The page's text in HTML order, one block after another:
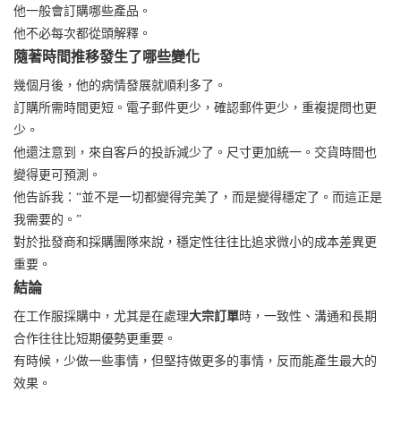
他一般會訂購哪些產品。
他不必每次都從頭解釋。
隨著時間推移發生了哪些變化
幾個月後，他的病情發展就順利多了。
訂購所需時間更短。電子郵件更少，確認郵件更少，重複提問也更
少。
他還注意到，來自客戶的投訴減少了。尺寸更加統一。交貨時間也
變得更可預測。
他告訴我：“並不是一切都變得完美了，而是變得穩定了。而這正是
我需要的。”
對於批發商和採購團隊來說，穩定性往往比追求微小的成本差異更
重要。
結論
在工作服採購中，尤其是在處理大宗訂單時，一致性、溝通和長期
合作往往比短期優勢更重要。
有時候，少做一些事情，但堅持做更多的事情，反而能產生最大的
效果。